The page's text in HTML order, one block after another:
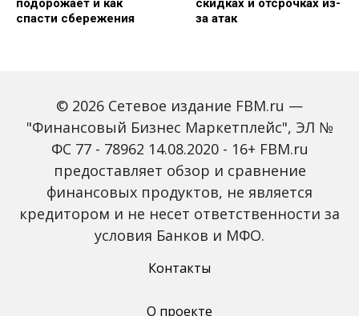
подорожает и как
спасти сбережения
скидках и отсрочках из-
за атак
Объем наличных у
россиян в июле вырос
на 43%: что стоит за
рекордным спросом на
С 2027 года ИНН станет
банковских счетов
россиян: что изменится
© 2026 Сетевое издание FBM.ru —
"Финансовый Бизнес Маркетплейс", ЭЛ №
ФС 77 - 78962 14.08.2020 - 16+ FBM.ru
предоставляет обзор и сравнение
финансовых продуктов, не является
кредитором и не несет ответственности за
условия Банков и МФО.
Контакты
О проекте